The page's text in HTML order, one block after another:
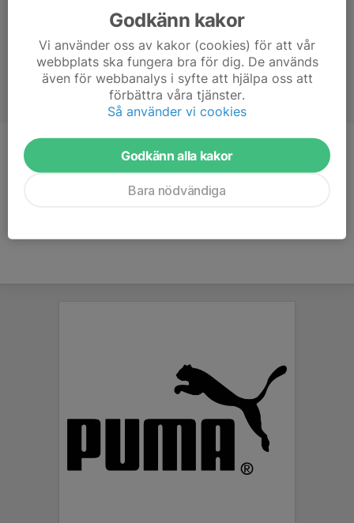
Titel
Tränare
Godkänn kakor
Vi använder oss av kakor (cookies) för att vår
webbplats ska fungera bra för dig. De används
även för webbanalys i syfte att hjälpa oss att
förbättra våra tjänster.
Så använder vi cookies
Godkänn alla kakor
Bara nödvändiga